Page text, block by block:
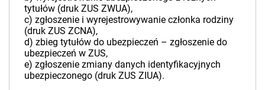
tytułów (druk ZUS ZWUA),
c) zgłoszenie i wyrejestrowywanie członka rodziny
(druk ZUS ZCNA),
d) zbieg tytułów do ubezpieczeń – zgłoszenie do
ubezpieczeń w ZUS,
e) zgłoszenie zmiany danych identyfikacyjnych
ubezpieczonego (druk ZUS ZIUA).